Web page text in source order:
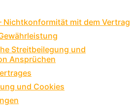
Nichtkonformität mit dem Vertrag
Streitbeilegung und
Ansprüchen
und Cookies